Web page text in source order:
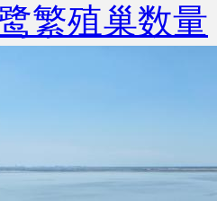
繁殖巢数量